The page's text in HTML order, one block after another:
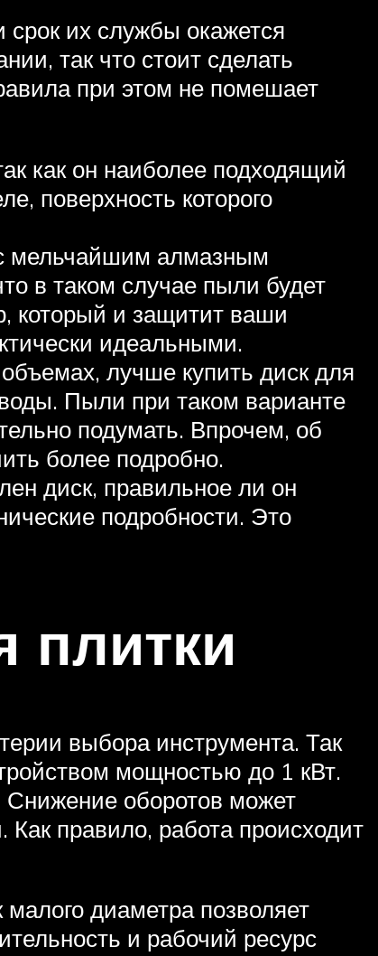
срок их службы окажется
так что стоит сделать
при этом не помешает
как он наиболее подходящий
поверхность которого
с мельчайшим алмазным
в таком случае пыли будет
который и защитит ваши
идеальными.
лучше купить диск для
Пыли при таком варианте
подумать. Впрочем, об
более подробно.
диск, правильное ли он
подробности. Это
плитки
выбора инструмента. Так
мощностью до 1 кВт.
Снижение оборотов может
правило, работа происходит
диаметра позволяет
и рабочий ресурс